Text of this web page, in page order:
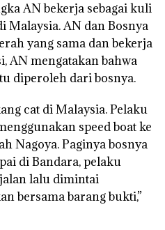
AN bekerja sebagai kuli
Malaysia. AN dan Bosnya
yang sama dan bekerja
AN mengatakan bahwa
diperoleh dari bosnya.
cat di Malaysia. Pelaku
speed boat ke
Nagoya. Paginya bosnya
di Bandara, pelaku
lalu dimintai
bersama barang bukti,”